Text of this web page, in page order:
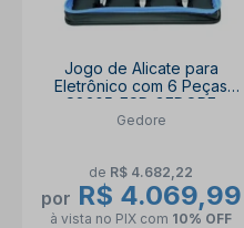
Jogo de Alicate para
Eletrônico com 6 Peças
S8305-ESD GEDORE
Gedore
de R$ 4.682,22
por R$ 4.069,99
à vista no PIX com 10% OFF